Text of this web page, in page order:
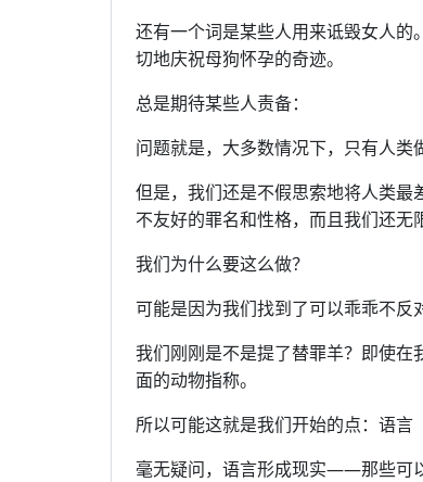
还有一个词是某些人用来诋毁女人
切地庆祝母狗怀孕的奇迹。
总是期待某些人责备：
问题就是，大多数情况下，只有人类
但是，我们还是不假思索地将人类
不友好的罪名和性格，而且我们还无
我们为什么要这么做？
可能是因为我们找到了可以乖乖不反
我们刚刚是不是提了替罪羊？即使
面的动物指称。
所以可能这就是我们开始的点：语言
毫无疑问，语言形成现实——那些可